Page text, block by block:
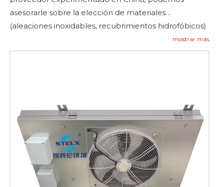
asesorarle sobre la elección de materiales
(aleaciones inoxidables, recubrimientos hidrofóbicos)
o adaptar el tamaño del serpentín a su carga de
refrigeración. Para obtener ayuda con el diseño y
mostrar más